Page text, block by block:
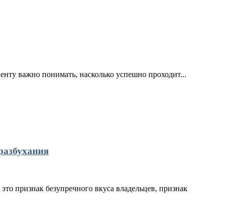
важно понимать, насколько успешно проходит...
признак безупречного вкуса владельцев, признак